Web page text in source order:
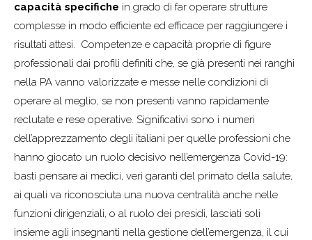
capacità specifiche in grado di far operare strutture
complesse in modo efficiente ed efficace per raggiungere i
risultati attesi. Competenze e capacità proprie di figure
professionali dai profili definiti che, se già presenti nei ranghi
nella PA vanno valorizzate e messe nelle condizioni di
operare al meglio, se non presenti vanno rapidamente
reclutate e rese operative. Significativi sono i numeri
dell’apprezzamento degli italiani per quelle professioni che
hanno giocato un ruolo decisivo nell’emergenza Covid-19:
basti pensare ai medici, veri garanti del primato della salute,
ai quali va riconosciuta una nuova centralità anche nelle
funzioni dirigenziali, o al ruolo dei presidi, lasciati soli
insieme agli insegnanti nella gestione dell’emergenza, il cui